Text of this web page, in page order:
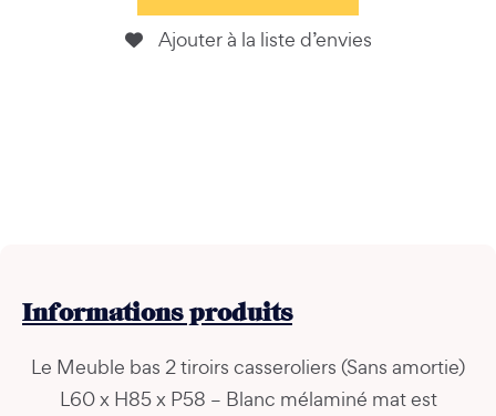
Ajouter à la liste d’envies
Informationsproduits
Le Meuble bas 2 tiroirs casseroliers (Sans amortie)
L60 x H85 x P58 – Blanc mélaminé mat est